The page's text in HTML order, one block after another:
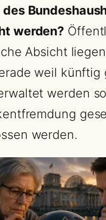
werden?
Absicht
weil künftig
werden
werden.